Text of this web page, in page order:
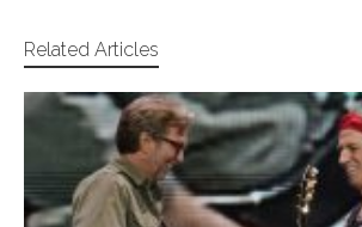
Related Articles